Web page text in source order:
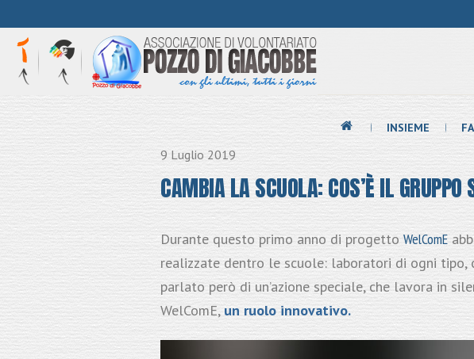
INSIEME
9 Luglio 2019
CAMBIA LA SCUOLA: COS’È IL GRUPPO
Durante questo primo anno di progetto WelComE
realizzate dentro le scuole: laboratori di ogni tipo,
parlato però di un’azione speciale, che lavora in
WelComE,un ruolo innovativo.